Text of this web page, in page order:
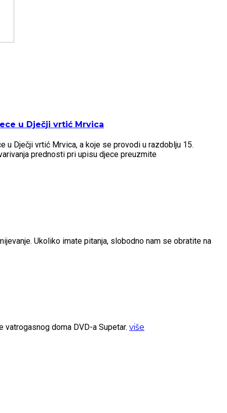
u Dječji vrtić Mrvica
u Dječji vrtić Mrvica, a koje se provodi u razdoblju 15.
prednosti pri upisu djece preuzmite
Ukoliko imate pitanja, slobodno nam se obratite na
doma DVD-a Supetar. više